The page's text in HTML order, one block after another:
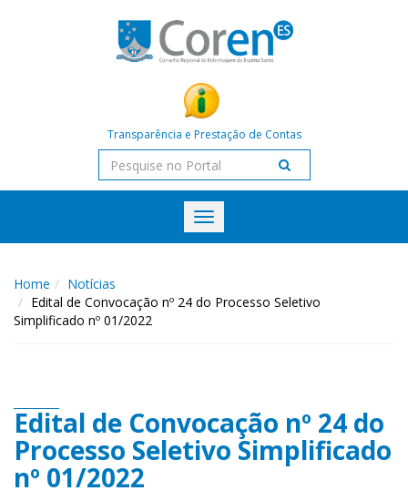
Transparência e Prestação de Contas
Toggle
navigation
Home
Notícias
Edital de Convocação nº 24 do Processo Seletivo
Simplificado nº 01/2022
Edital de Convocação nº 24 do
Processo Seletivo Simplificado
nº 01/2022